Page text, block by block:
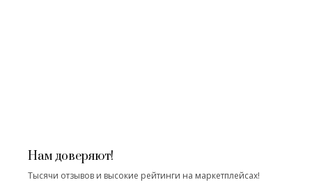
Нам доверяют!
Тысячи отзывов и высокие рейтинги на маркетплейсах!